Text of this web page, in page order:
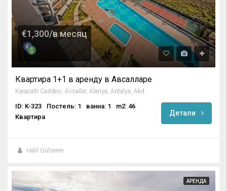
€1,300/в месяц
Квартира 1+1 в аренду в Авсалларе
Karacalti Caddesi, Avsallar, Alanya, Antalya, Akdeniz Bölgesi, 07407, Türkiye
ID: K-323 Постель: 1 ванна: 1
m2: 46
Квартира
Детали
Halil Gülseren
АРЕНДА